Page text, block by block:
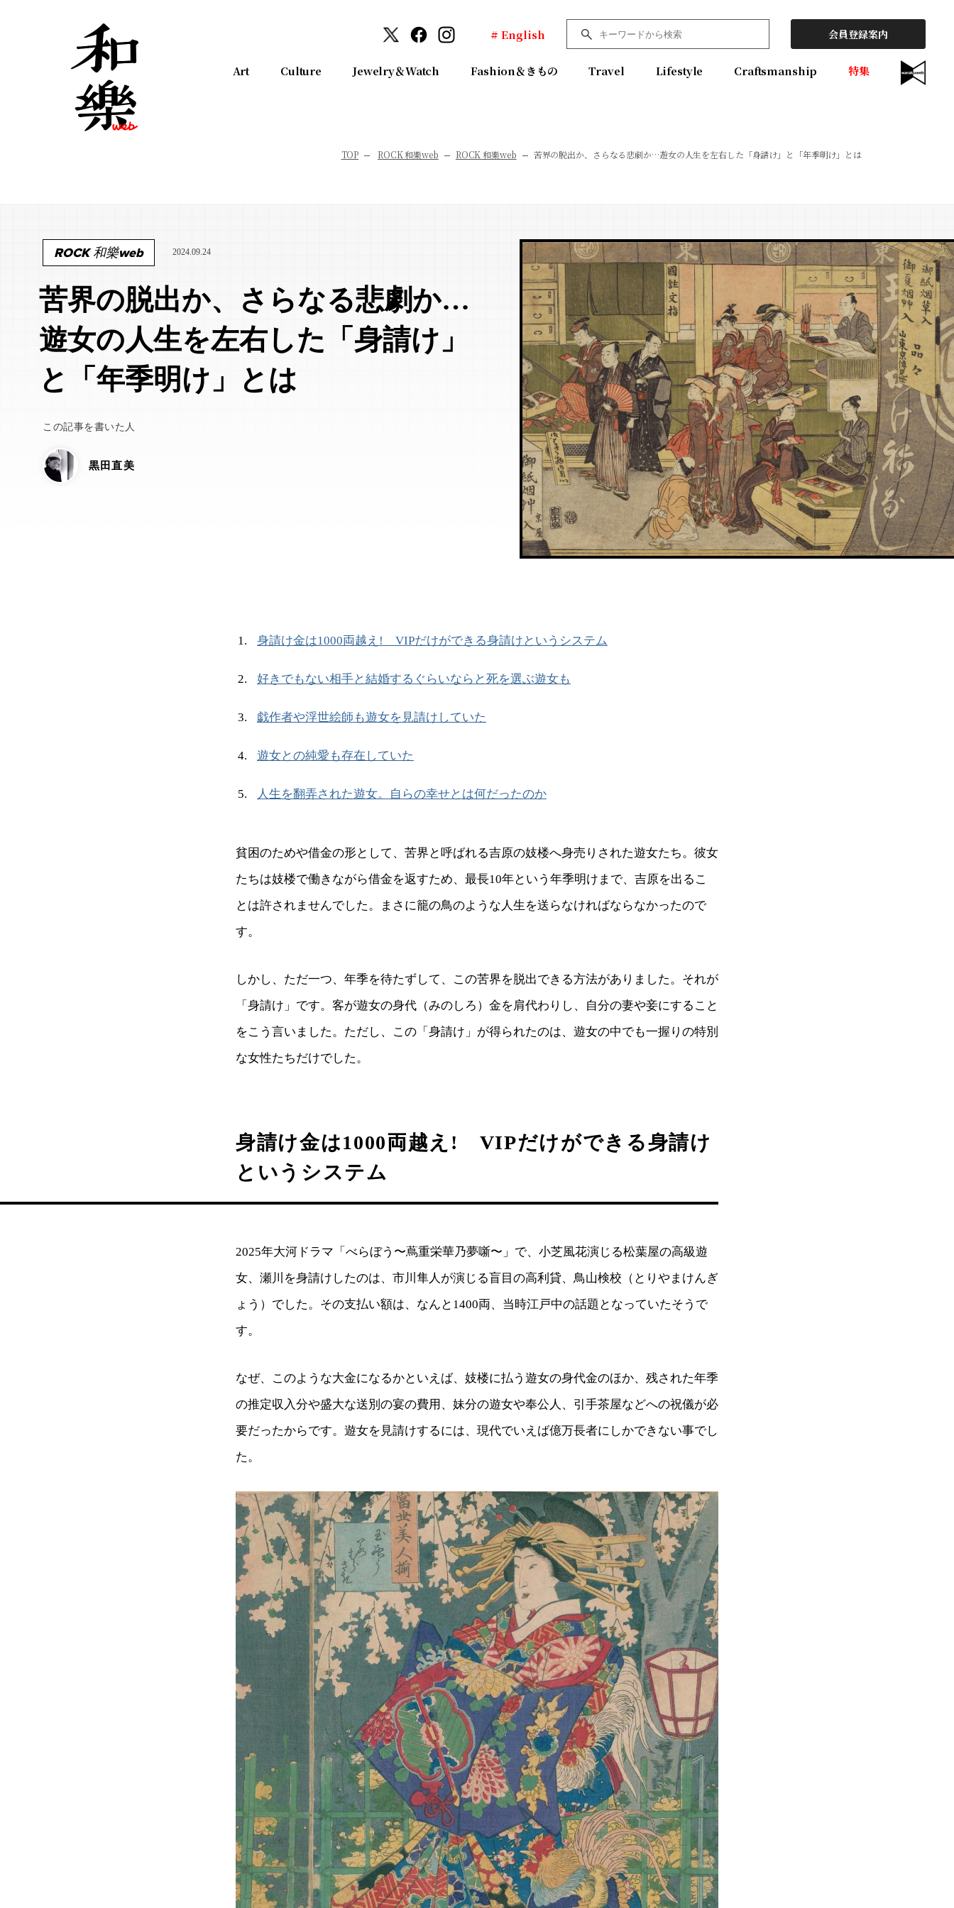
# English 会員登録案内
Art Culture Jewelry＆Watch Fashion＆きもの Travel Lifestyle Craftsmanship 特集
TOP ROCK 和樂web ROCK 和樂web 苦界の脱出か、さらなる悲劇か…遊女の人生を左右した「身請け」と「年季明け」とは
ROCK 和樂web 2024.09.24
苦界の脱出か、さらなる悲劇か…
遊女の人生を左右した「身請け」
と「年季明け」とは
この記事を書いた人
黒田直美
身請け金は1000両越え! VIPだけができる身請けというシステム
好きでもない相手と結婚するぐらいならと死を選ぶ遊女も
戯作者や浮世絵師も遊女を見請けしていた
遊女との純愛も存在していた
人生を翻弄された遊女。自らの幸せとは何だったのか
貧困のためや借金の形として、苦界と呼ばれる吉原の妓楼へ身売りされた遊女たち。彼女
たちは妓楼で働きながら借金を返すため、最長10年という年季明けまで、吉原を出るこ
とは許されませんでした。まさに籠の鳥のような人生を送らなければならなかったので
す。
しかし、ただ一つ、年季を待たずして、この苦界を脱出できる方法がありました。それが
「身請け」です。客が遊女の身代（みのしろ）金を肩代わりし、自分の妻や妾にすること
をこう言いました。ただし、この「身請け」が得られたのは、遊女の中でも一握りの特別
な女性たちだけでした。
身請け金は1000両越え! VIPだけができる身請け
というシステム
2025年大河ドラマ「べらぼう〜蔦重栄華乃夢噺〜」で、小芝風花演じる松葉屋の高級遊
女、瀬川を身請けしたのは、市川隼人が演じる盲目の高利貸、鳥山検校（とりやまけんぎ
ょう）でした。その支払い額は、なんと1400両、当時江戸中の話題となっていたそうで
す。
なぜ、このような大金になるかといえば、妓楼に払う遊女の身代金のほか、残された年季
の推定収入分や盛大な送別の宴の費用、妹分の遊女や奉公人、引手茶屋などへの祝儀が必
要だったからです。遊女を見請けするには、現代でいえば億万長者にしかできない事でし
た。